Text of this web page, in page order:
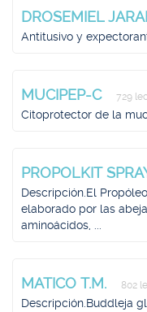
DROSEMIEL
Antitusivo y
MUCIPEP-C 729
Citoprotector de la
PROPOLKIT
Descripción.El
elaborado por las
aminoácidos, ...
MATICO T.M. 802
Descripción.Buddleja